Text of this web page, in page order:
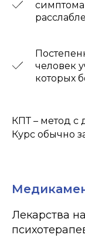
человек
которых
КПТ – метод с
Курс обычно
Лекарства